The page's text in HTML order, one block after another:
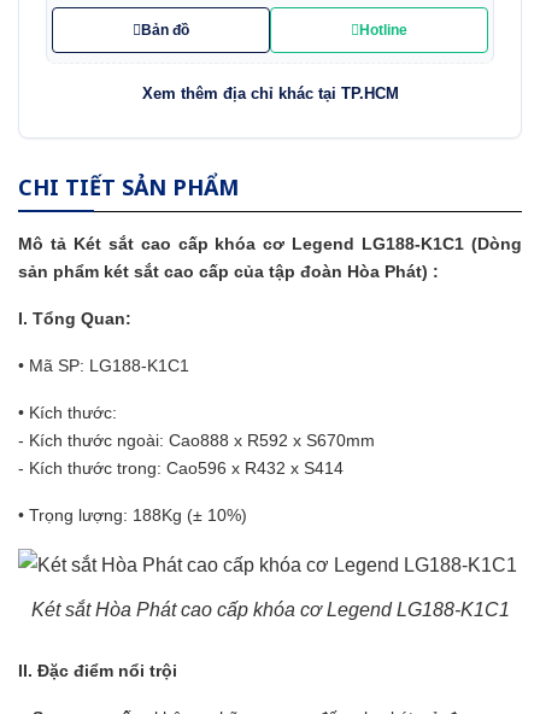
Bản đồ Hotline
Xem thêm địa chỉ khác tại TP.HCM
CHI TIẾT SẢN PHẨM
Mô tả Két sắt cao cấp khóa cơ Legend LG188-K1C1 (Dòng
sản phẩm két sắt cao cấp của tập đoàn Hòa Phát) :
I. Tổng Quan:
• Mã SP: LG188-K1C1
• Kích thước:
- Kích thước ngoài: Cao888 x R592 x S670mm
- Kích thước trong: Cao596 x R432 x S414
• Trọng lượng: 188Kg (± 10%)
Két sắt Hòa Phát cao cấp khóa cơ Legend LG188-K1C1
II. Đặc điểm nổi trội